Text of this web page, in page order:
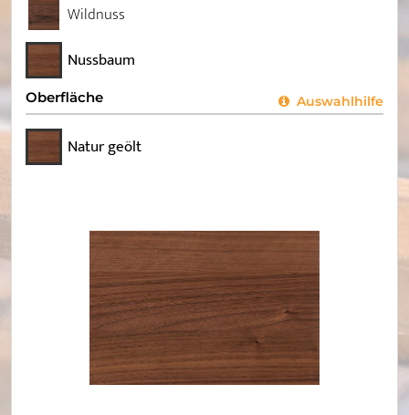
Wildnuss
Nussbaum
Oberfläche Auswahlhilfe
Natur geölt